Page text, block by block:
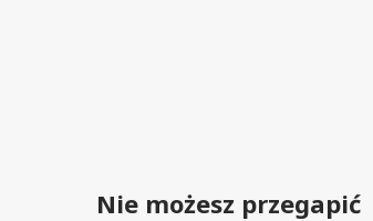
Nie możesz przegapić